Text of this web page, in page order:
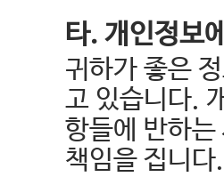
타. 개인정보
귀하가 좋은
고 있습니다.
항들에 반하
책임을 집니다.